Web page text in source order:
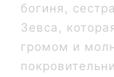
богиня,
Зевса,
громом и